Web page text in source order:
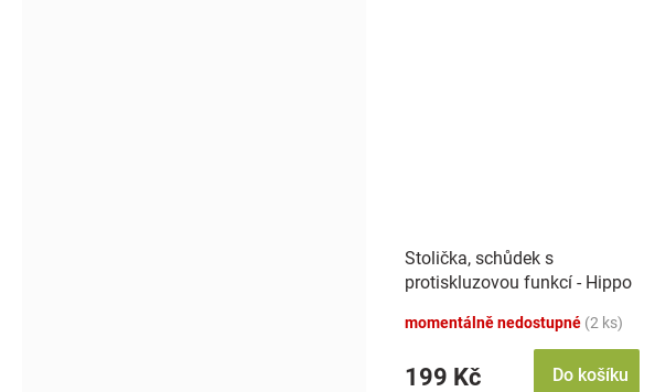
Stolička, schůdek s
protiskluzovou funkcí - Hippo
momentálně nedostupné (2 ks)
199 Kč Do košíku